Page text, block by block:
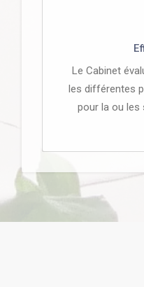
Le Cabinet
les différentes
pour la ou les